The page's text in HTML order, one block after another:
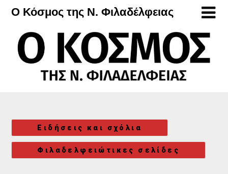
Μετάβαση
περιεχόμενο
Ο Κόσμος της Ν. Φιλαδέλφειας
Ειδήσεις και σχόλια
Φιλαδελφειώτικες σελίδες